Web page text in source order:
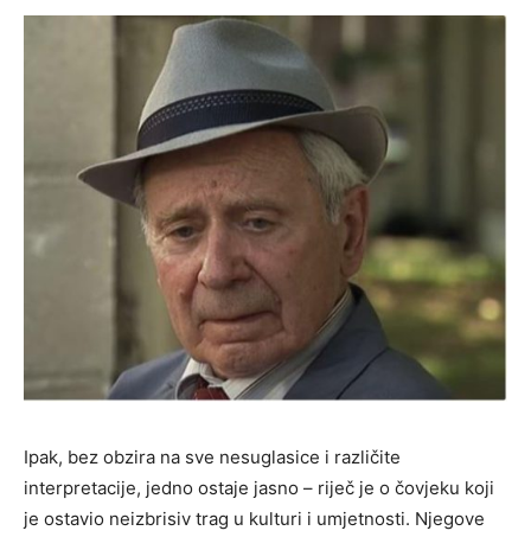
Ipak, bez obzira na sve nesuglasice i različite
interpretacije, jedno ostaje jasno – riječ je o čovjeku koji
je ostavio neizbrisiv trag u kulturi i umjetnosti. Njegove